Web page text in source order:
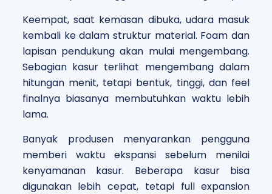
Keempat, saat kemasan dibuka, udara masuk
kembali ke dalam struktur material. Foam dan
lapisan pendukung akan mulai mengembang.
Sebagian kasur terlihat mengembang dalam
hitungan menit, tetapi bentuk, tinggi, dan feel
finalnya biasanya membutuhkan waktu lebih
lama.
Banyak produsen menyarankan pengguna
memberi waktu ekspansi sebelum menilai
kenyamanan kasur. Beberapa kasur bisa
digunakan lebih cepat, tetapi full expansion